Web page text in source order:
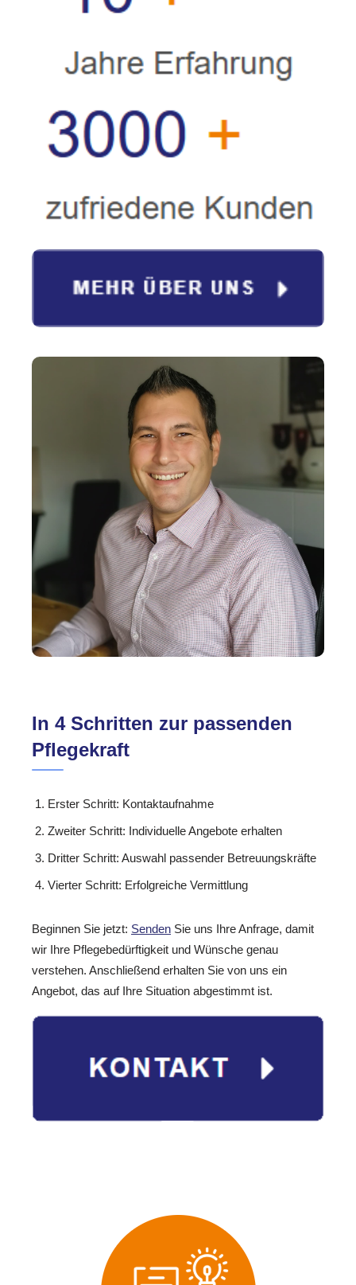
In 4 Schritten zur passenden
Pflegekraft
Erster Schritt: Kontaktaufnahme
Zweiter Schritt: Individuelle Angebote erhalten
Dritter Schritt: Auswahl passender Betreuungskräfte
Vierter Schritt: Erfolgreiche Vermittlung
Beginnen Sie jetzt: Senden Sie uns Ihre Anfrage, damit
wir Ihre Pflegebedürftigkeit und Wünsche genau
verstehen. Anschließend erhalten Sie von uns ein
Angebot, das auf Ihre Situation abgestimmt ist.